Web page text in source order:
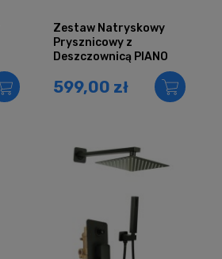
Zestaw Natryskowy
Prysznicowy z
Deszczownicą PIANO
599,00 zł